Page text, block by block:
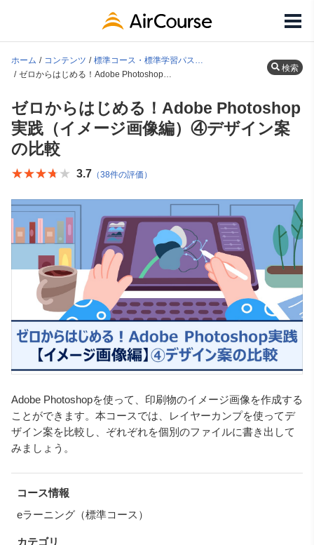
ホーム コンテンツ
標準コース・標準学習パス一覧
ゼロからはじめる！Adobe Photoshop実践（イメージ画像編）④デザイン案の比較
検索
ゼロからはじめる！Adobe Photoshop
実践（イメージ画像編）④デザイン案
の比較
★★★★★
★★★★★ 3.7 （38件の評価）
Adobe Photoshopを使って、印刷物のイメージ画像を作成する
ことができます。本コースでは、レイヤーカンプを使ってデ
ザイン案を比較し、ぞれぞれを個別のファイルに書き出して
みましょう。
コース情報
eラーニング（標準コース）
カテゴリ